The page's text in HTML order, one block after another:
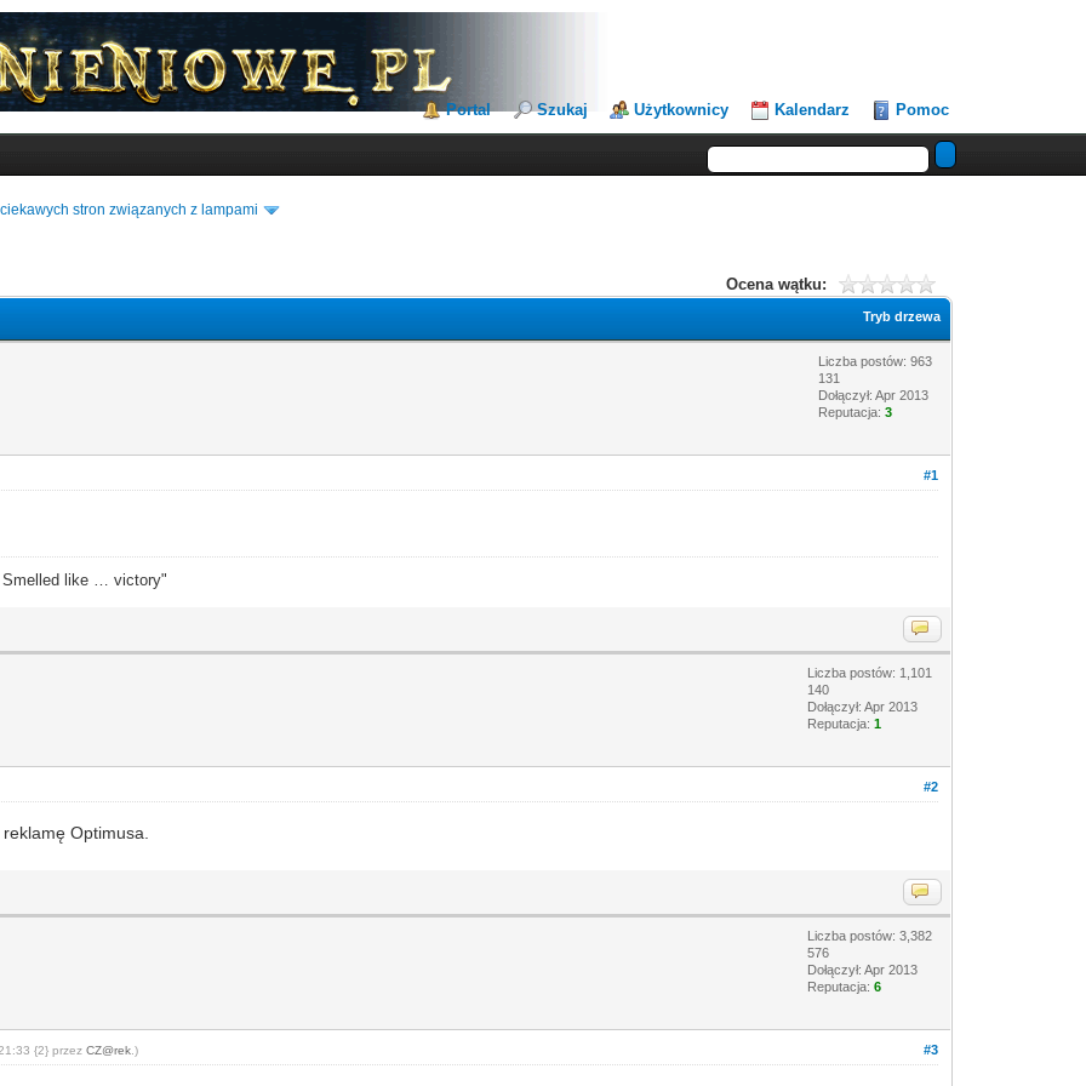
Portal Szukaj Użytkownicy Kalendarz Pomoc
stron związanych z lampami
Ocena wątku:
Tryb drzewa
Liczba postów: 963
131
Dołączył: Apr 2013
Reputacja:3
#1
Smelled like … victory"
Liczba postów: 1,101
140
Dołączył: Apr 2013
Reputacja:1
#2
Optimusa.
Liczba postów: 3,382
576
Dołączył: Apr 2013
Reputacja:6
#3
{2} przezCZ@rek .)